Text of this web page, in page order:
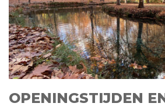
OPENINGSTIJDEN